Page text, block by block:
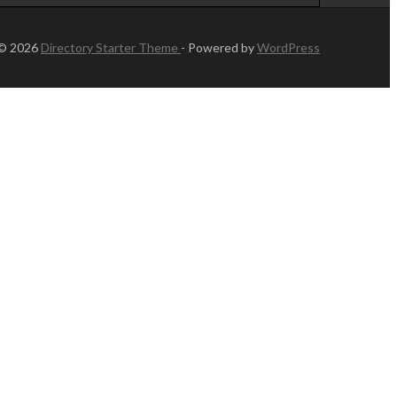
2026 Directory Starter Theme - Powered byWordPress